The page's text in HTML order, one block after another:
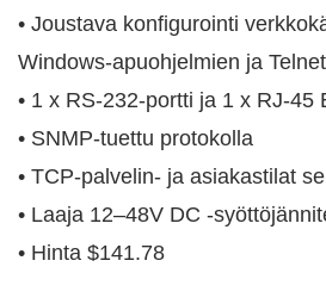
• Joustava konfigurointi
Windows-apuohjelmien ja
• 1 x RS-232-portti ja 1 x RJ-45
• SNMP-tuettu protokolla
• TCP-palvelin- ja asiakastilat
• Laaja 12–48V DC -
• Hinta $141.78